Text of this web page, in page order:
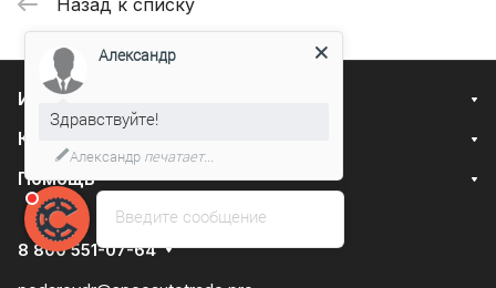
Интернет-магазин
Компания
Помощь
8 800 551-07-64
Введите сообщение
Александр
Здравствуйте!
Александр печатает...